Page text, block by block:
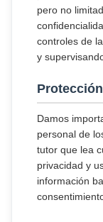
pero no
controles de
y
Damos
personal de
tutor que lea
privacidad y
información